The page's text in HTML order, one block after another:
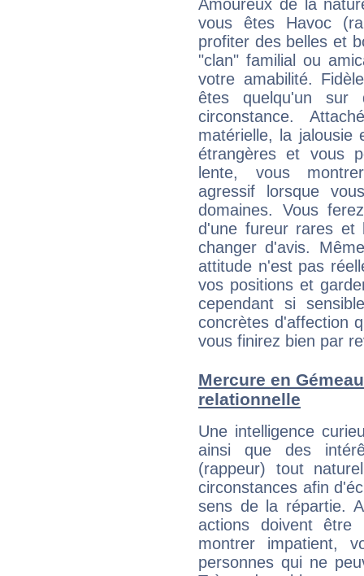
Amoureux de la
vous êtes Havoc
profiter des belles et
"clan" familial ou
votre amabilité.
êtes quelqu'un
circonstance.
matérielle, la jalousie
étrangères et vous
lente, vous
agressif lorsque
domaines. Vous
d'une fureur rares et
changer d'avis.
attitude n'est pas
vos positions et
cependant si
concrètes d'affection
vous finirez bien par
Mercure en
relationnelle
Une intelligence
ainsi que des
(rappeur) tout
circonstances afin
sens de la répartie.
actions doivent
montrer impatient,
personnes qui ne